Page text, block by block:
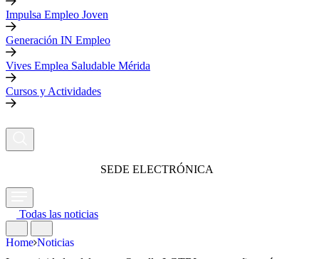
Impulsa Empleo Joven
Generación IN Empleo
Vives Emplea Saludable Mérida
Cursos y Actividades
SEDE ELECTRÓNICA
Todas las noticias
Home Noticias